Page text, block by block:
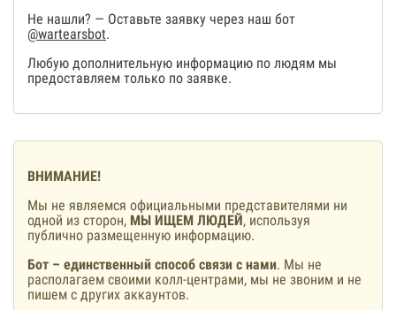
Не нашли? — Оставьте заявку через наш бот
@wartearsbot.
Любую дополнительную информацию по людям мы
предоставляем только по заявке.
ВНИМАНИЕ!
Мы не являемся официальными представителями ни
одной из сторон, МЫ ИЩЕМ ЛЮДЕЙ, используя
публично размещенную информацию.
Бот – единственный способ связи с нами. Мы не
располагаем своими колл-центрами, мы не звоним и не
пишем с других аккаунтов.